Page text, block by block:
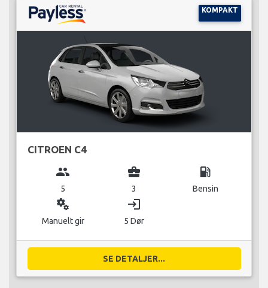
KOMPAKT
CITROEN C4
group
5
business_center
3
local_gas_station
Bensin
miscellaneous_services
Manuelt gir
login
5 Dør
SE DETALJER...